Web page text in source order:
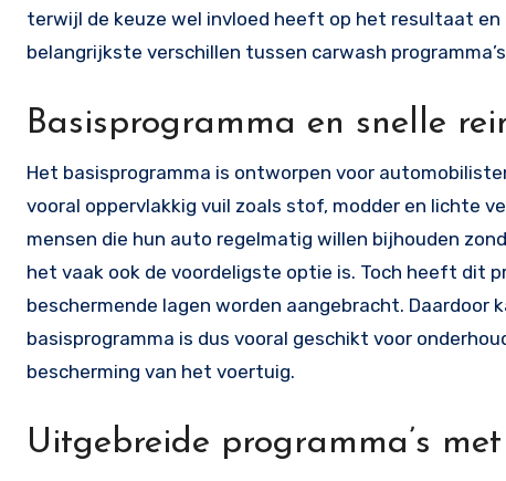
terwijl de keuze wel invloed heeft op het resultaat
belangrijkste verschillen tussen carwash
Basisprogramma en snelle
Het basisprogramma is ontworpen voor
vooral oppervlakkig vuil zoals stof, modder en lichte
mensen die hun auto regelmatig willen bijhouden
het vaak ook de voordeligste optie is. Toch heeft dit
beschermende lagen worden aangebracht. Daardoor
basisprogramma is dus vooral geschikt voor
bescherming van het voertuig.
Uitgebreide programma’s